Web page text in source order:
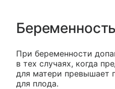
При беременности
в тех случаях, когда
для матери превышает
для плода.